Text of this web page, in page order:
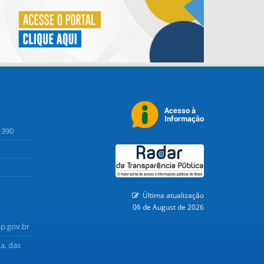
das
Última atualização
06 de August de 2026